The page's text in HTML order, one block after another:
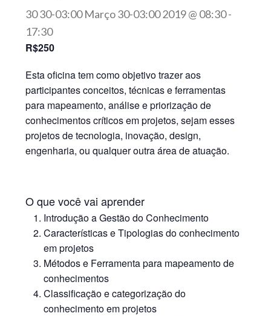
30 30-03:00 Março 30-03:00 2019 @ 08:30-
17:30
R$250
Esta oficina tem como objetivo trazer aos
participantes conceitos, técnicas e ferramentas
para mapeamento, análise e priorização de
conhecimentos críticos em projetos, sejam esses
projetos de tecnologia, inovação, design,
engenharia, ou qualquer outra área de atuação.
O que você vai aprender
Introdução a Gestão do Conhecimento
Características e Tipologias do conhecimento
em projetos
Métodos e Ferramenta para mapeamento de
conhecimentos
Classificação e categorização do
conhecimento em projetos